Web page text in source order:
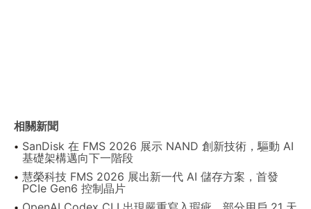
相關新聞
SanDisk 在 FMS 2026 展示 NAND 創新技術，驅動 AI
基礎架構邁向下一階段
慧榮科技 FMS 2026 展出新一代 AI 儲存方案，首發
PCIe Gen6 控制晶片